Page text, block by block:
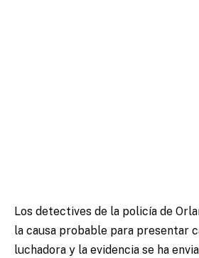
Los detectives de la policía de
la causa probable para presentar
luchadora y la evidencia se ha